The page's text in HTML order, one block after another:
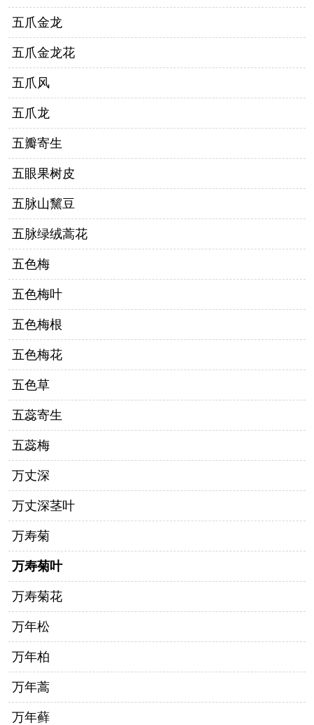
五爪金龙
五爪金龙花
五爪风
五爪龙
五瓣寄生
五眼果树皮
五脉山黧豆
五脉绿绒蒿花
五色梅
五色梅叶
五色梅根
五色梅花
五色草
五蕊寄生
五蕊梅
万丈深
万丈深茎叶
万寿菊
万寿菊叶
万寿菊花
万年松
万年柏
万年蒿
万年藓